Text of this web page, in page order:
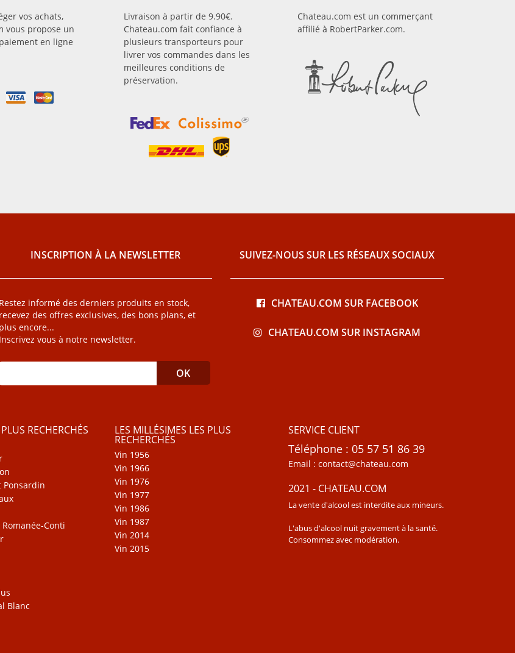
vos achats,
vous propose un
en ligne
Livraison à partir de 9.90€.
Chateau.com fait confiance à
plusieurs transporteurs pour
livrer vos commandes dans les
meilleures conditions de
préservation.
Chateau.com est un commerçant
affilié à RobertParker.com.
INSCRIPTION À LA NEWSLETTER
Restez informé des derniers produits en stock,
recevez des offres exclusives, des bons plans, et
plus encore...
Inscrivez vous à notre newsletter.
SUIVEZ-NOUS SUR LES RÉSEAUX SOCIAUX
CHATEAU.COM SUR FACEBOOK
CHATEAU.COM SUR INSTAGRAM
RECHERCHÉS
Ponsardin
Conti
Blanc
LES MILLÉSIMES LES PLUS
RECHERCHÉS
Vin 1956
Vin 1966
Vin 1976
Vin 1977
Vin 1986
Vin 1987
Vin 2014
Vin 2015
SERVICE CLIENT
Téléphone : 05 57 51 86 39
Email : contact@chateau.com
2021 - CHATEAU.COM
La vente d'alcool est interdite aux mineurs.
L'abus d'alcool nuit gravement à la santé.
Consommez avec modération.